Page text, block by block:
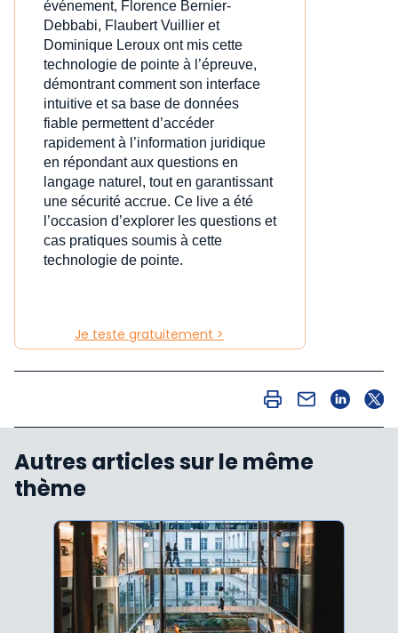
événement, Florence Bernier-
Debbabi, Flaubert Vuillier et
Dominique Leroux ont mis cette
technologie de pointe à l’épreuve,
démontrant comment son interface
intuitive et sa base de données
fiable permettent d’accéder
rapidement à l’information juridique
en répondant aux questions en
langage naturel, tout en garantissant
une sécurité accrue. Ce live a été
l’occasion d’explorer les questions et
cas pratiques soumis à cette
technologie de pointe.
Je teste gratuitement >
Autres articles sur le même
thème